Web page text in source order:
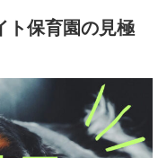
ト保育園の見極